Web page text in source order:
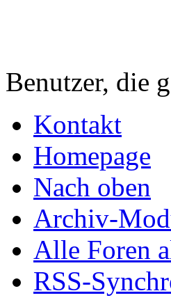
Benutzer, die
Kontakt
Homepage
Nach oben
Archiv-
Alle Foren
RSS-